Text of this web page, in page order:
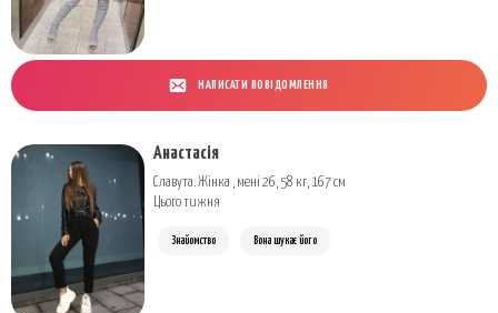
НАПИСАТИ ПОВІДОМЛЕННЯ
Анастасія
Славута. Жінка , мені 26, 58 кг, 167 см
Цього тижня
Знайомство Вона шукає його